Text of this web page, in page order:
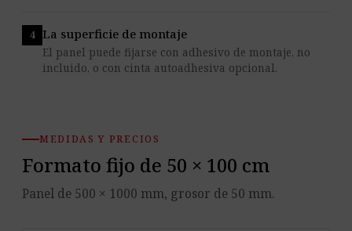
La superficie de montaje
El panel puede fijarse con adhesivo de montaje, no
incluido, o con cinta autoadhesiva opcional.
MEDIDAS Y PRECIOS
Formato fijo de 50 × 100 cm
Panel de 500 × 1000 mm, grosor de 50 mm.